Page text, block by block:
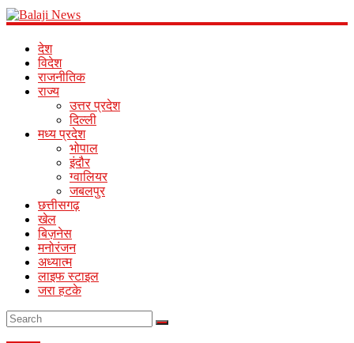
Balaji
News
Online
Portal
देश
विदेश
राजनीतिक
राज्य
उत्तर प्रदेश
दिल्ली
मध्य प्रदेश
भोपाल
इंदौर
ग्वालियर
जबलपुर
छत्तीसगढ़
खेल
बिज़नेस
मनोरंजन
अध्यात्म
लाइफ स्टाइल
जरा हटके